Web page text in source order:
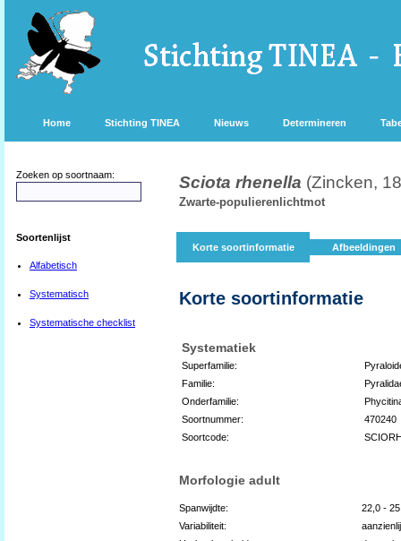
Home Stichting TINEA Nieuws Determineren
Zoeken op soortnaam:
Soortenlijst
Alfabetisch
Systematisch
Systematische checklist
Sciota rhenella (Zincken,
Zwarte-populierenlichtmot
Korte soortinformatie Afbeeldingen
Korte soortinformatie
Systematiek
Superfamilie:
Familie:
Onderfamilie:
Soortnummer:
470240
Soortcode:
Morfologie adult
Spanwijdte:
22,0 -
Variabiliteit: